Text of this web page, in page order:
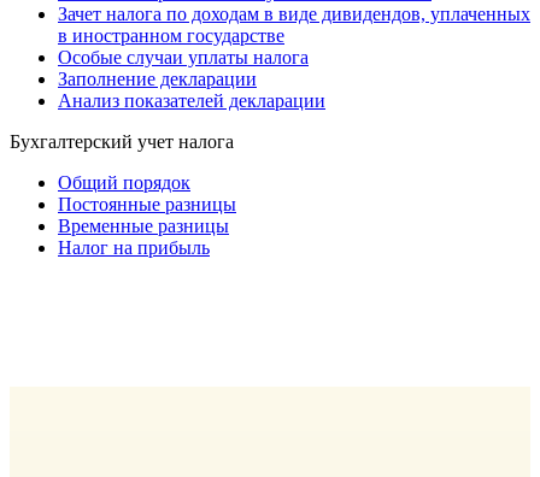
Зачет налога по доходам в виде дивидендов, уплаченных
в иностранном государстве
Особые случаи уплаты налога
Заполнение декларации
Анализ показателей декларации
Бухгалтерский учет налога
Общий порядок
Постоянные разницы
Временные разницы
Налог на прибыль